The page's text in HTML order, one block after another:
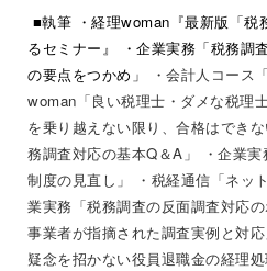
■執筆 ・経理woman『最新版「
るセミナー』
・企業実務「税務調
の要点をつかめ」
・会計人コース
woman「良い税理士・ダメな税理士
を乗り越えない限り、合格はできな
務調査対応の基本Q＆A」 ・企業
制度の見直し」 ・税経通信「ネッ
業実務「税務調査の反面調査対応
事業者が指摘された調査実例と対
疑念を招かない役員退職金の経理